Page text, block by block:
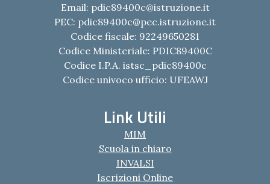
Email: pdic89400c@istruzione.it
PEC: pdic89400c@pec.istruzione.it
Codice fiscale: 92249650281
Codice Ministeriale: PDIC89400C
Codice I.P.A. istsc_pdic89400c
Codice univoco ufficio: UFEAWJ
Link Utili
MIM
Scuola in chiaro
INVALSI
Iscrizioni Online